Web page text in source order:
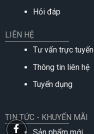
Hỏi đáp
LIÊN HỆ
Tư vấn trực tuyến
Thông tin liên hệ
Tuyển dụng
TIN TỨC - KHUYẾN MÃI
Sản phẩm mới